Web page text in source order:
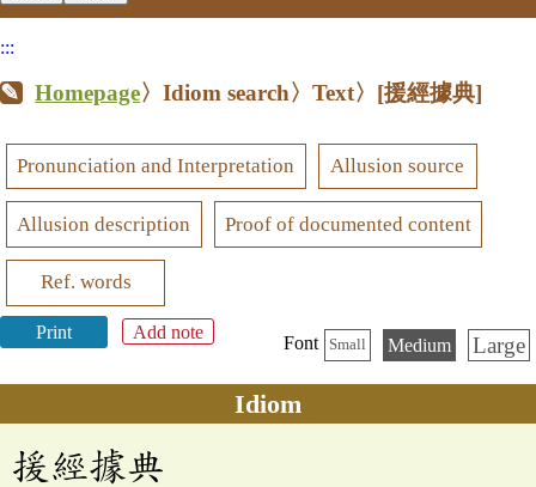
:::
Homepage〉Idiom search〉Text〉 [援經據典]
Pronunciation and Interpretation Allusion source
Allusion description Proof of documented content
Ref. words
Print Add note
Font Small Medium Large
Idiom
援經據典